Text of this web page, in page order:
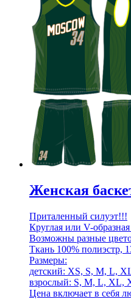
Женская
Приталенный силуэт!!!
Круглая или V-
Возможны разные
Ткань 100% полиэстр,
Размеры:
детский: XS, S, M, L,
взрослый: S, M, L,
Цена включает в себя